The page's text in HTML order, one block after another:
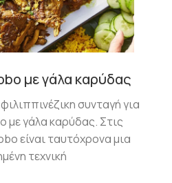
με γάλα καρύδας
συνταγή για
με γάλα καρύδας. Στις
είναι ταυτόχρονα μια
τεχνική